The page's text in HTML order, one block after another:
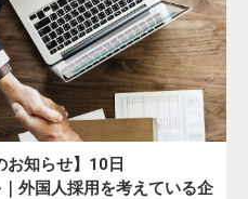
お知らせ】10日
外国人採用を考えている企